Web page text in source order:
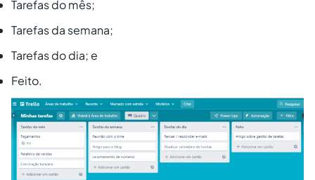
Tarefas do mês;
Tarefas da semana;
Tarefas do dia; e
Feito.